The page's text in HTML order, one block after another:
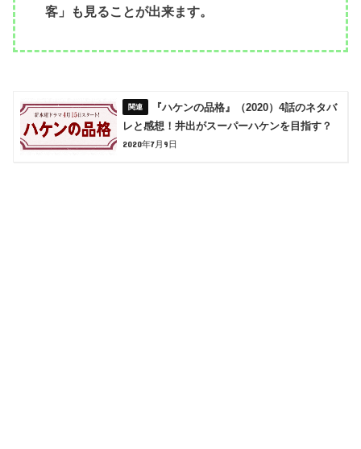
客」も見ることが出来ます。
『ハケンの品格』（2020）4話のネタバ
レと感想！井出がスーパーハケンを目指す？
2020年7月9日